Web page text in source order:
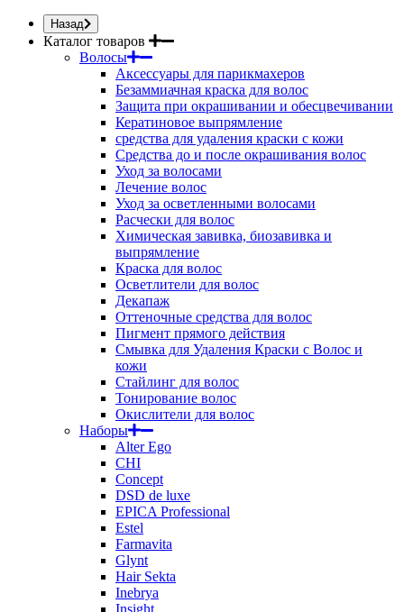
Назад
Каталог товаров
Волосы
Аксессуары для парикмахеров
Безаммиачная краска для волос
Защита при окрашивании и обесцвечивании
Кератиновое выпрямление
средства для удаления краски с кожи
Средства до и после окрашивания волос
Уход за волосами
Лечение волос
Уход за осветленными волосами
Расчески для волос
Химическая завивка, биозавивка и
выпрямление
Краска для волос
Осветлители для волос
Декапаж
Оттеночные средства для волос
Пигмент прямого действия
Смывка для Удаления Краски с Волос и
кожи
Стайлинг для волос
Тонирование волос
Окислители для волос
Наборы
Alter Ego
CHI
Concept
DSD de luxe
EPICA Professional
Estel
Farmavita
Glynt
Hair Sekta
Inebrya
Insight